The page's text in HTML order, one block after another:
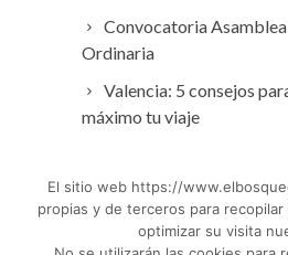
Convocatoria
Ordinaria
Valencia: 5 consejos
máximo tu viaje
El sitio web https://
propias y de terceros para
optimizar su visita